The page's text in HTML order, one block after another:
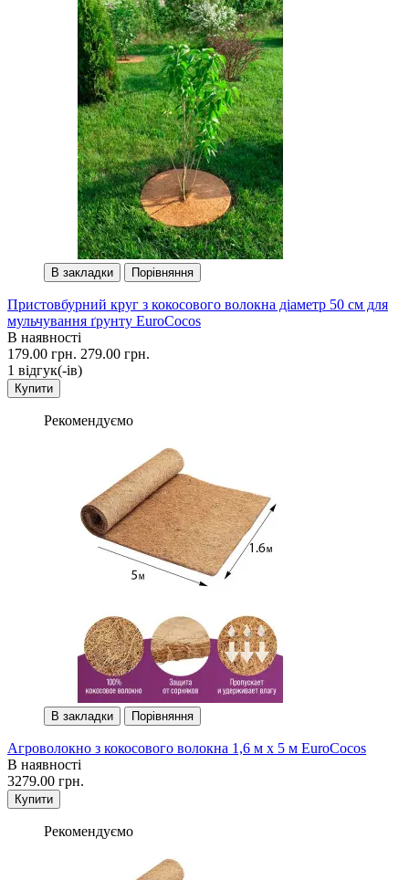
В закладки Порівняння
Пристовбурний круг з кокосового волокна діаметр 50 см для
мульчування ґрунту EuroCocos
В наявності
179.00 грн. 279.00 грн.
1 вiдгук(-iв)
Купити
Рекомендуємо
В закладки Порівняння
Агроволокно з кокосового волокна 1,6 м х 5 м EuroCocos
В наявності
3279.00 грн.
Купити
Рекомендуємо